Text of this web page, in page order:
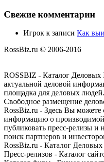
Свежие комментарии
Игрок к записи Как
RossBiz.ru © 2006-2016
ROSSBIZ - Каталог
актуальной деловой
площадка для деловых людей.
Свободное размещение
RossBiz.ru - Здесь Вы можете
информацию о
публиковать пресс-релизы и
поиск партнеров и
RossBiz.ru - Каталог
Пресс-релизов - Каталог